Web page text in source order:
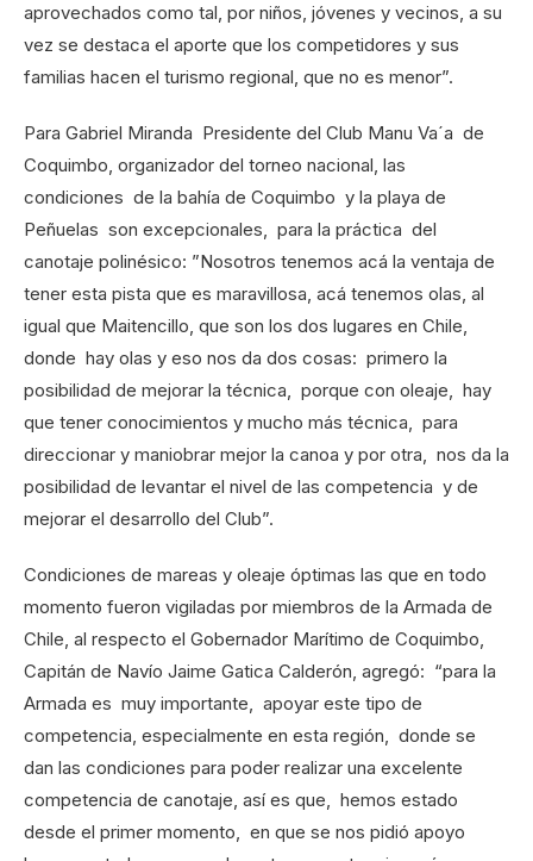
aprovechados como tal, por niños, jóvenes y vecinos, a su
vez se destaca el aporte que los competidores y sus
familias hacen el turismo regional, que no es menor”.
Para Gabriel Miranda Presidente del Club Manu Va´a de
Coquimbo, organizador del torneo nacional, las
condiciones de la bahía de Coquimbo y la playa de
Peñuelas son excepcionales, para la práctica del
canotaje polinésico: ”Nosotros tenemos acá la ventaja de
tener esta pista que es maravillosa, acá tenemos olas, al
igual que Maitencillo, que son los dos lugares en Chile,
donde hay olas y eso nos da dos cosas: primero la
posibilidad de mejorar la técnica, porque con oleaje, hay
que tener conocimientos y mucho más técnica, para
direccionar y maniobrar mejor la canoa y por otra, nos da la
posibilidad de levantar el nivel de las competencia y de
mejorar el desarrollo del Club”.
Condiciones de mareas y oleaje óptimas las que en todo
momento fueron vigiladas por miembros de la Armada de
Chile, al respecto el Gobernador Marítimo de Coquimbo,
Capitán de Navío Jaime Gatica Calderón, agregó: “para la
Armada es muy importante, apoyar este tipo de
competencia, especialmente en esta región, donde se
dan las condiciones para poder realizar una excelente
competencia de canotaje, así es que, hemos estado
desde el primer momento, en que se nos pidió apoyo